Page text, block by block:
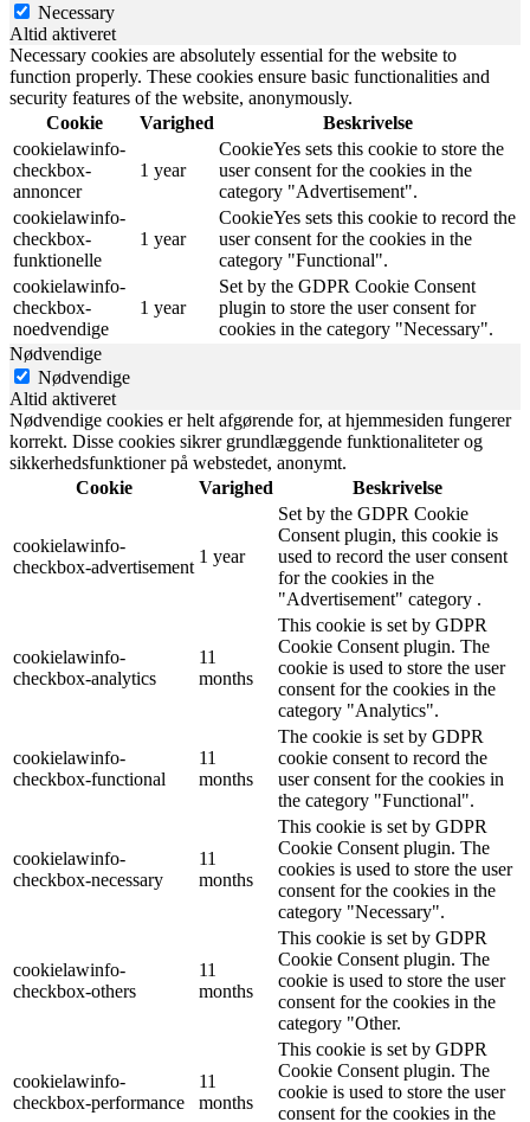
Necessary
Altid aktiveret
Necessary cookies are absolutely essential for the website to
function properly. These cookies ensure basic functionalities and
security features of the website, anonymously.
Cookie
Varighed
Beskrivelse
cookielawinfo-
checkbox-
annoncer
1 year
CookieYes sets this cookie to store the
user consent for the cookies in the
category "Advertisement".
cookielawinfo-
checkbox-
funktionelle
1 year
CookieYes sets this cookie to record the
user consent for the cookies in the
category "Functional".
cookielawinfo-
checkbox-
noedvendige
1 year
Set by the GDPR Cookie Consent
plugin to store the user consent for
cookies in the category "Necessary".
Nødvendige
Nødvendige
Altid aktiveret
Nødvendige cookies er helt afgørende for, at hjemmesiden fungerer
korrekt. Disse cookies sikrer grundlæggende funktionaliteter og
sikkerhedsfunktioner på webstedet, anonymt.
Cookie
Varighed Beskrivelse
cookielawinfo-
checkbox-advertisement
1 year
Set by the GDPR Cookie
Consent plugin, this cookie is
used to record the user consent
for the cookies in the
"Advertisement" category .
cookielawinfo-
checkbox-analytics
11
months
This cookie is set by GDPR
Cookie Consent plugin. The
cookie is used to store the user
consent for the cookies in the
category "Analytics".
cookielawinfo-
checkbox-functional
11
months
The cookie is set by GDPR
cookie consent to record the
user consent for the cookies in
the category "Functional".
cookielawinfo-
checkbox-necessary
11
months
This cookie is set by GDPR
Cookie Consent plugin. The
cookies is used to store the user
consent for the cookies in the
category "Necessary".
cookielawinfo-
checkbox-others
11
months
This cookie is set by GDPR
Cookie Consent plugin. The
cookie is used to store the user
consent for the cookies in the
category "Other.
cookielawinfo-
checkbox-performance
11
months
This cookie is set by GDPR
Cookie Consent plugin. The
cookie is used to store the user
consent for the cookies in the